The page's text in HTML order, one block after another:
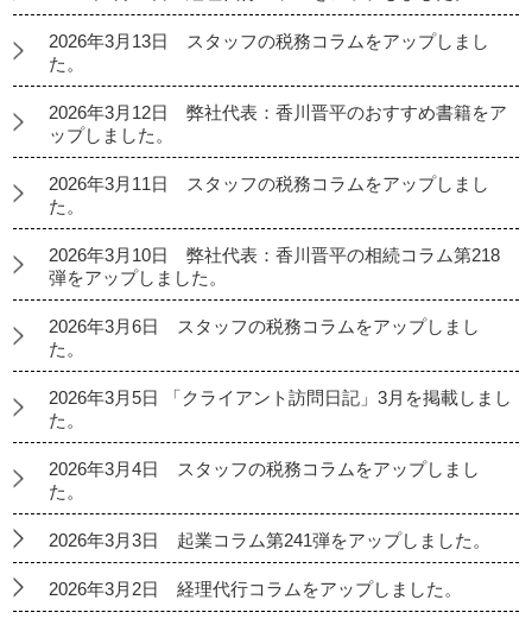
2026年3月13日 スタッフの税務コラムをアップしまし
た。
2026年3月12日 弊社代表：香川晋平のおすすめ書籍をア
ップしました。
2026年3月11日 スタッフの税務コラムをアップしまし
た。
2026年3月10日 弊社代表：香川晋平の相続コラム第218
弾をアップしました。
2026年3月6日 スタッフの税務コラムをアップしまし
た。
2026年3月5日 「クライアント訪問日記」3月を掲載しまし
た。
2026年3月4日 スタッフの税務コラムをアップしまし
た。
2026年3月3日 起業コラム第241弾をアップしました。
2026年3月2日 経理代行コラムをアップしました。